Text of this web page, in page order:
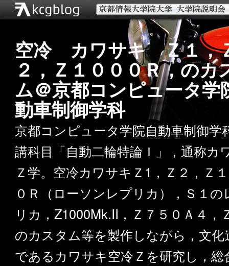
空冷 カワサキ Ｚ１，
２，Ｚ１０００Ｒ，のカ
ム＠京都コンピュータ学
動車制御学科
京都コンピュータ学院自動車制御学
講科目「自動二輪特論Ｉ」，通称カ
Ｚ学。空冷カワサキＺ1，Ｚ２，Ｚ
０Ｒ（ローソンレプリカ），Ｓ１の
リカ，Z1000Mk.II，Ｚ７５０Ａ４，
のカスタム等を製作しながら，文化
であるカワサキ空冷Ｚを研究し，総